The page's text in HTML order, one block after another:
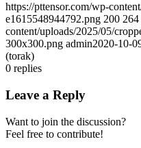
https://pttensor.com/wp-
e1615548944792.png 200 264
content/uploads/2025/05/
300x300.png admin2020-10-
(torak)
0 replies
Leave a Reply
Want to join the discussion?
Feel free to contribute!